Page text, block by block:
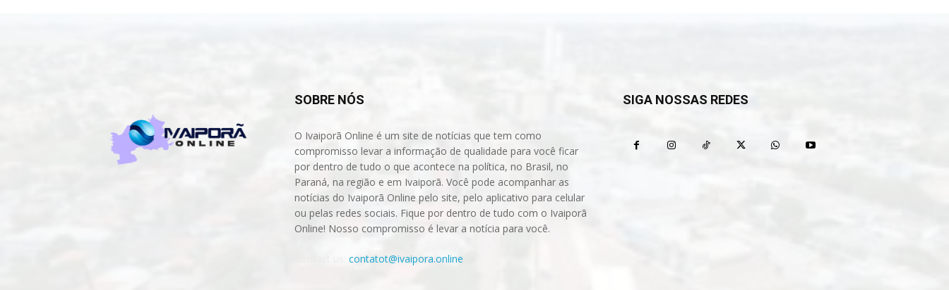
SOBRE NÓS
O Ivaiporã Online é um site de notícias que tem como
compromisso levar a informação de qualidade para você ficar
por dentro de tudo o que acontece na política, no Brasil, no
Paraná, na região e em Ivaiporã. Você pode acompanhar as
notícias do Ivaiporã Online pelo site, pelo aplicativo para celular
ou pelas redes sociais. Fique por dentro de tudo com o Ivaiporã
Online! Nosso compromisso é levar a notícia para você.
contatot@ivaipora.online
SIGA NOSSAS REDES